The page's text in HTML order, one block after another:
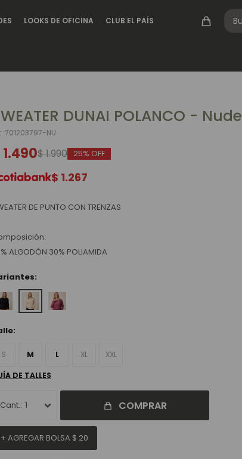
LOOKS DE OFICINA CLUB EL PAÍS
DUNAI POLANCO - Nude
701203797-NU
1.490$1.990 25
$ 1.267
DE PUNTO CON TRENZAS
ALGODÓN 30% POLIAMIDA
S M L XL XXL
DE TALLES
1 COMPRAR
+ AGREGAR BOLSA $ 20